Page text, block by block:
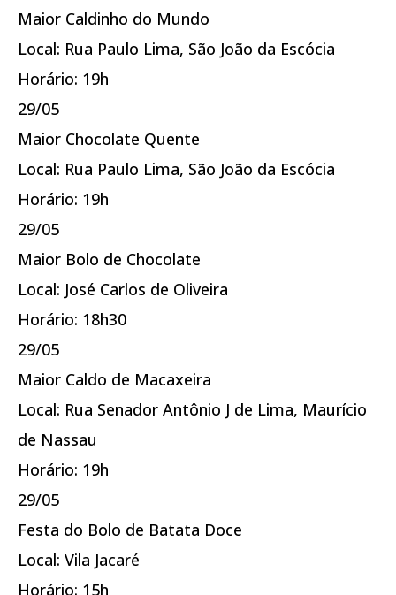
Maior Caldinho do Mundo
Local: Rua Paulo Lima, São João da Escócia
Horário: 19h
29/05
Maior Chocolate Quente
Local: Rua Paulo Lima, São João da Escócia
Horário: 19h
29/05
Maior Bolo de Chocolate
Local: José Carlos de Oliveira
Horário: 18h30
29/05
Maior Caldo de Macaxeira
Local: Rua Senador Antônio J de Lima, Maurício
de Nassau
Horário: 19h
29/05
Festa do Bolo de Batata Doce
Local: Vila Jacaré
Horário: 15h